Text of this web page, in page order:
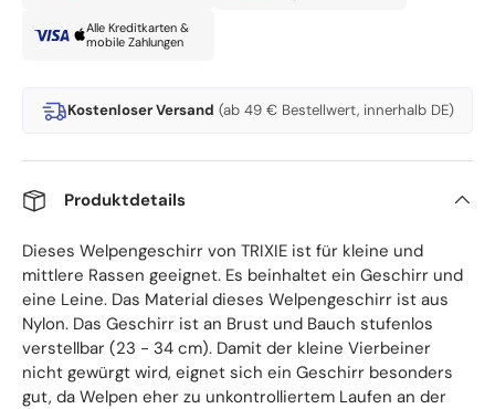
Alle Kreditkarten &
mobile Zahlungen
Kostenloser Versand (ab 49 € Bestellwert, innerhalb DE)
Produktdetails
Dieses Welpengeschirr von TRIXIE ist für kleine und
mittlere Rassen geeignet. Es beinhaltet ein Geschirr und
eine Leine. Das Material dieses Welpengeschirr ist aus
Nylon. Das Geschirr ist an Brust und Bauch stufenlos
verstellbar (23 - 34 cm). Damit der kleine Vierbeiner
nicht gewürgt wird, eignet sich ein Geschirr besonders
gut, da Welpen eher zu unkontrolliertem Laufen an der